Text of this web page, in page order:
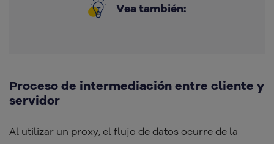
Vea también:
Proceso de intermediación entre cliente y
servidor
Al utilizar un proxy, el flujo de datos ocurre de la